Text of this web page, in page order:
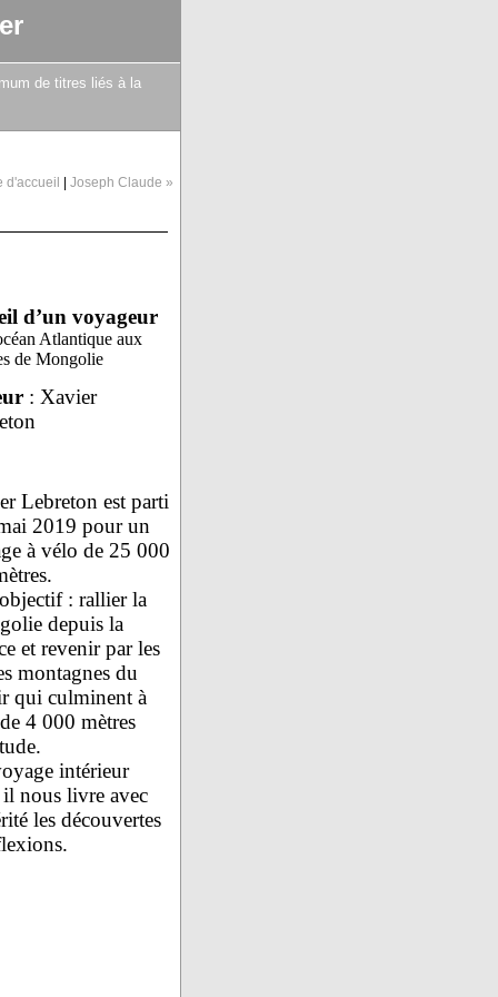
de titres liés à la
d'accueil | Joseph Claude »
d’un voyageur
Atlantique aux
de Mongolie
: Xavier
Lebreton est parti
2019 pour un
à vélo de 25 000
: rallier la
depuis la
et revenir par les
montagnes du
qui culminent à
4 000 mètres
intérieur
nous livre avec
les découvertes